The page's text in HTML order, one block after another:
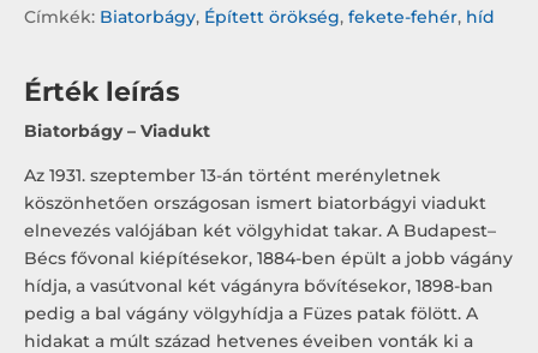
Címkék: Biatorbágy, Épített örökség, fekete-fehér, híd
Érték leírás
Biatorbágy – Viadukt
Az 1931. szeptember 13-án történt merényletnek
köszönhetően országosan ismert biatorbágyi viadukt
elnevezés valójában két völgyhidat takar. A Budapest–
Bécs fővonal kiépítésekor, 1884-ben épült a jobb vágány
hídja, a vasútvonal két vágányra bővítésekor, 1898-ban
pedig a bal vágány völgyhídja a Füzes patak fölött. A
hidakat a múlt század hetvenes éveiben vonták ki a